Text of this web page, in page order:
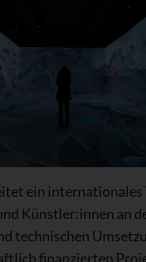
ein internationales
Künstler:innen an
technischen
finanzierten